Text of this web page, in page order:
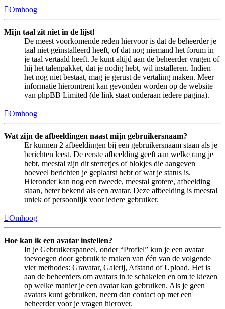
Omhoog
Mijn taal zit niet in de lijst!
De meest voorkomende reden hiervoor is dat de beheerder je
taal niet geïnstalleerd heeft, of dat nog niemand het forum in
je taal vertaald heeft. Je kunt altijd aan de beheerder vragen of
hij het talenpakket, dat je nodig hebt, wil installeren. Indien
het nog niet bestaat, mag je gerust de vertaling maken. Meer
informatie hieromtrent kan gevonden worden op de website
van phpBB Limited (de link staat onderaan iedere pagina).
Omhoog
Wat zijn de afbeeldingen naast mijn gebruikersnaam?
Er kunnen 2 afbeeldingen bij een gebruikersnaam staan als je
berichten leest. De eerste afbeelding geeft aan welke rang je
hebt, meestal zijn dit sterretjes of blokjes die aangeven
hoeveel berichten je geplaatst hebt of wat je status is.
Hieronder kan nog een tweede, meestal grotere, afbeelding
staan, beter bekend als een avatar. Deze afbeelding is meestal
uniek of persoonlijk voor iedere gebruiker.
Omhoog
Hoe kan ik een avatar instellen?
In je Gebruikerspaneel, onder “Profiel” kun je een avatar
toevoegen door gebruik te maken van één van de volgende
vier methodes: Gravatar, Galerij, Afstand of Upload. Het is
aan de beheerders om avatars in te schakelen en om te kiezen
op welke manier je een avatar kan gebruiken. Als je geen
avatars kunt gebruiken, neem dan contact op met een
beheerder voor je vragen hierover.